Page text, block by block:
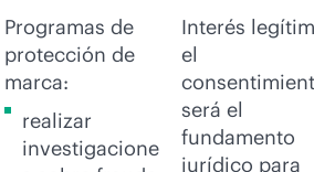
Programas de
protección de
marca:
realizar
investigacione
Interés
el
será el
fundamento
jurídico para